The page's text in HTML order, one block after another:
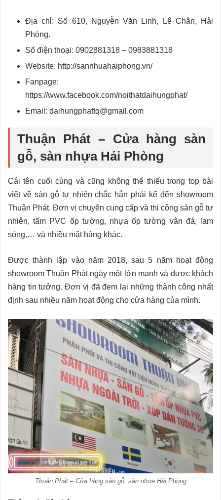
Địa chỉ: Số 610, Nguyễn Văn Linh, Lê Chân, Hải
Phòng.
Số điện thoại: 0902881318 – 0983881318
Website: http://sannhuahaiphong.vn/
Fanpage:
https://www.facebook.com/noithatdaihungphat/
Email: daihungphattq@gmail.com
Thuận Phát – Cửa hàng sàn
gỗ, sàn nhựa Hải Phòng
Cái tên cuối cùng và cũng không thể thiếu trong top bài
viết về sàn gỗ tự nhiên chắc hẳn phải kể đến showroom
Thuận Phát. Đơn vị chuyên cung cấp và thi công sàn gỗ tự
nhiên, tấm PVC ốp tường, nhựa ốp tường vân đá, lam
sóng,… và nhiều mặt hàng khác.
Được thành lập vào năm 2018, sau 5 năm hoạt động
showroom Thuận Phát ngày một lớn mạnh và được khách
hàng tin tưởng. Đơn vị đã đem lại những thành công nhất
định sau nhiều năm hoạt động cho cửa hàng của mình.
Thuận Phát – Cửa hàng sàn gỗ, sàn nhựa Hải Phòng